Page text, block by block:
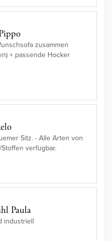
zusammen
+ passende Hocker
Sitz. - Alle Arten von
verfügbar.
Paula
industriell